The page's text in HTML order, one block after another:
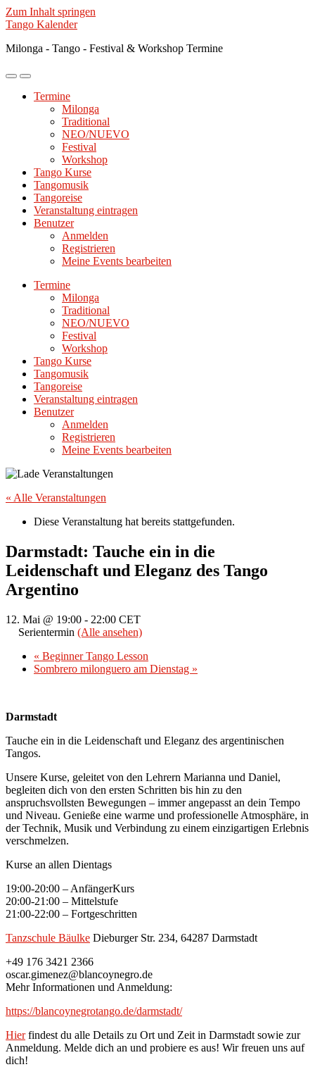
Zum Inhalt springen
Tango Kalender
Milonga - Tango - Festival & Workshop Termine
Mobile-
ein-/ausblenden
Suchfeld
ein-/ausblenden
Termine
Milonga
Traditional
NEO/NUEVO
Festival
Workshop
Tango Kurse
Tangomusik
Tangoreise
Veranstaltung eintragen
Benutzer
Anmelden
Registrieren
Meine Events bearbeiten
Termine
Milonga
Traditional
NEO/NUEVO
Festival
Workshop
Tango Kurse
Tangomusik
Tangoreise
Veranstaltung eintragen
Benutzer
Anmelden
Registrieren
Meine Events bearbeiten
« Alle Veranstaltungen
Diese Veranstaltung hat bereits stattgefunden.
Darmstadt: Tauche ein in die
Leidenschaft und Eleganz des Tango
Argentino
12. Mai @ 19:00 - 22:00 CET
Serientermin (Alle ansehen)
« Beginner Tango Lesson
Sombrero milonguero am Dienstag »
Darmstadt
Tauche ein in die Leidenschaft und Eleganz des argentinischen
Tangos.
Unsere Kurse, geleitet von den Lehrern Marianna und Daniel,
begleiten dich von den ersten Schritten bis hin zu den
anspruchsvollsten Bewegungen – immer angepasst an dein Tempo
und Niveau. Genieße eine warme und professionelle Atmosphäre, in
der Technik, Musik und Verbindung zu einem einzigartigen Erlebnis
verschmelzen.
Kurse an allen Dientags
19:00-20:00 – AnfängerKurs
20:00-21:00 – Mittelstufe
21:00-22:00 – Fortgeschritten
Tanzschule Bäulke Dieburger Str. 234, 64287 Darmstadt
+49 176 3421 2366
oscar.gimenez@blancoynegro.de
Mehr Informationen und Anmeldung:
https://blancoynegrotango.de/darmstadt/
Hierfindest du alle Details zu Ort und Zeit in Darmstadt sowie zur
Anmeldung. Melde dich an und probiere es aus! Wir freuen uns auf
dich!